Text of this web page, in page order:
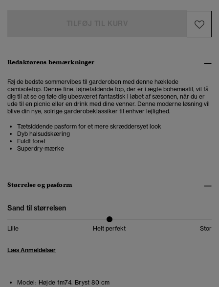
Redaktørens bemærkninger
Føj de bedste sommervibes til garderoben med denne hæklede
camisoletop. Denne fine, iøjnefaldende top, der er i ægte bohemestil, vil få
dig til at se og føle dig ubesværet fantastisk i løbet af sæsonen, når du er
ude til en picnic eller en drink med dine venner. Denne moderne løsning vil
blive din nye, solrige garderobeklassiker til enhver lejlighed.
Tætsiddende pasform for et mere skræddersyet look
Dyb halsudskæring
Fuldt foret
Superdry-mærke
Størrelse og pasform
Sand til størrelsen
Lille Helt perfekt Stor
Læs Anmeldelser
Model: Højde 1m74. Bryst 80 cm